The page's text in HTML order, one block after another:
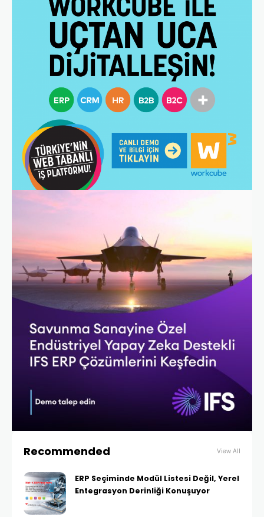
Recommended View All
ERP Seçiminde Modül Listesi Değil, Yerel
Entegrasyon Derinliği Konuşuyor